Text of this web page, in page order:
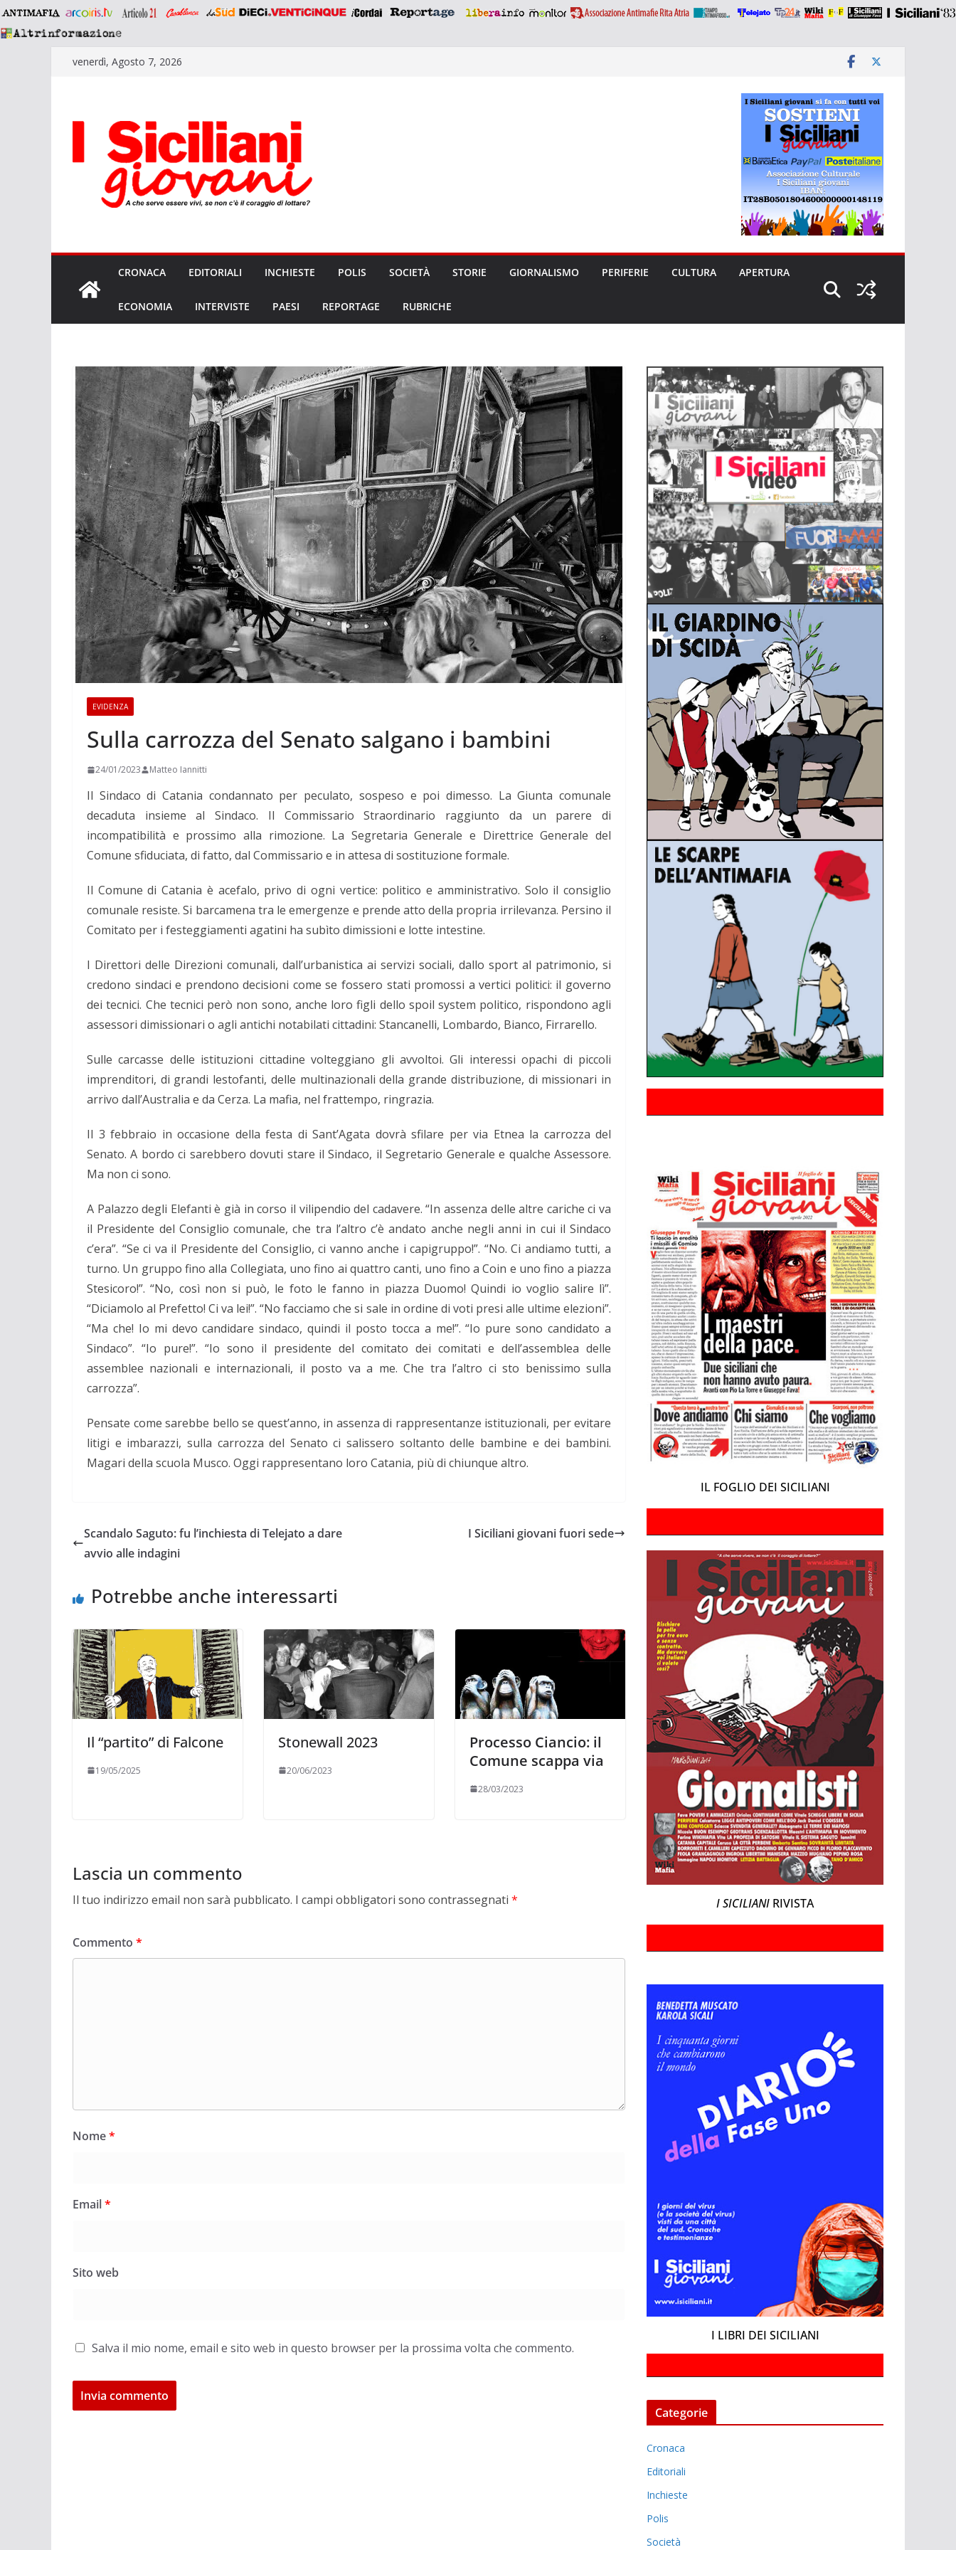
Saltavenerdì, Agosto 7, 2026
CRONACA EDITORIALI INCHIESTE POLIS SOCIETÀ STORIE GIORNALISMO PERIFERIE CULTURA APERTURA
ECONOMIA INTERVISTE PAESI REPORTAGE RUBRICHE
EVIDENZA
Sulla carrozza del Senato salgano i bambini
24/01/2023 Matteo Iannitti
Il Sindaco di Catania condannato per peculato, sospeso e poi dimesso. La Giunta comunale
decaduta insieme al Sindaco. Il Commissario Straordinario raggiunto da un parere di
incompatibilità e prossimo alla rimozione. La Segretaria Generale e Direttrice Generale del
Comune sfiduciata, di fatto, dal Commissario e in attesa di sostituzione formale.
Il Comune di Catania è acefalo, privo di ogni vertice: politico e amministrativo. Solo il consiglio
comunale resiste. Si barcamena tra le emergenze e prende atto della propria irrilevanza. Persino il
Comitato per i festeggiamenti agatini ha subìto dimissioni e lotte intestine.
I Direttori delle Direzioni comunali, dall’urbanistica ai servizi sociali, dallo sport al patrimonio, si
credono sindaci e prendono decisioni come se fossero stati promossi a vertici politici: il governo
dei tecnici. Che tecnici però non sono, anche loro figli dello spoil system politico, rispondono agli
assessori dimissionari o agli antichi notabilati cittadini: Stancanelli, Lombardo, Bianco, Firrarello.
Sulle carcasse delle istituzioni cittadine volteggiano gli avvoltoi. Gli interessi opachi di piccoli
imprenditori, di grandi lestofanti, delle multinazionali della grande distribuzione, di missionari in
arrivo dall’Australia e da Cerza. La mafia, nel frattempo, ringrazia.
Il 3 febbraio in occasione della festa di Sant’Agata dovrà sfilare per via Etnea la carrozza del
Senato. A bordo ci sarebbero dovuti stare il Sindaco, il Segretario Generale e qualche Assessore.
Ma non ci sono.
A Palazzo degli Elefanti è già in corso il vilipendio del cadavere. “In assenza delle altre cariche ci va
il Presidente del Consiglio comunale, che tra l’altro c’è andato anche negli anni in cui il Sindaco
c’era”. “Se ci va il Presidente del Consiglio, ci vanno anche i capigruppo!”. “No. Ci andiamo tutti, a
turno. Un gruppo fino alla Collegiata, uno fino ai quattro canti, uno fino a Coin e uno fino a piazza
Stesicoro!”. “No, così non si può, le foto le fanno in piazza Duomo! Quindi io voglio salire lì”.
“Diciamolo al Prefetto! Ci va lei!”. “No facciamo che si sale in ordine di voti presi alle ultime elezioni”.
“Ma che! Io mi devo candidare sindaco, quindi il posto tocca a me!”. “Io pure sono candidato a
Sindaco”. “Io pure!”. “Io sono il presidente del comitato dei comitati e dell’assemblea delle
assemblee nazionali e internazionali, il posto va a me. Che tra l’altro ci sto benissimo sulla
carrozza”.
Pensate come sarebbe bello se quest’anno, in assenza di rappresentanze istituzionali, per evitare
litigi e imbarazzi, sulla carrozza del Senato ci salissero soltanto delle bambine e dei bambini.
Magari della scuola Musco. Oggi rappresentano loro Catania, più di chiunque altro.
Scandalo Saguto: fu l’inchiesta di Telejato a dare
avvio alle indagini
I Siciliani giovani fuori sede
Potrebbe anche interessarti
Il “partito” di Falcone
19/05/2025
Stonewall 2023
20/06/2023
Processo Ciancio: il
Comune scappa via
28/03/2023
Lascia un commento
Il tuo indirizzo email non sarà pubblicato. I campi obbligatori sono contrassegnati *
Commento *
Nome*
Email*
Sito web
Salva il mio nome, email e sito web in questo browser per la prossima volta che commento.
IL FOGLIO DEI SICILIANI
I SICILIANI RIVISTA
I LIBRI DEI SICILIANI
Categorie
Cronaca
Editoriali
Inchieste
Polis
Società